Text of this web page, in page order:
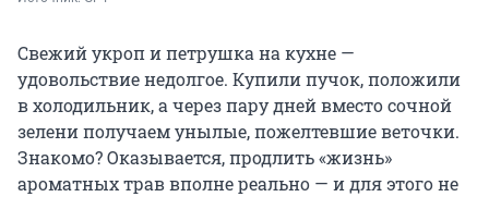
Свежий укроп и петрушка на кухне —
удовольствие недолгое. Купили пучок, положили
в холодильник, а через пару дней вместо сочной
зелени получаем унылые, пожелтевшие веточки.
Знакомо? Оказывается, продлить «жизнь»
ароматных трав вполне реально — и для этого не